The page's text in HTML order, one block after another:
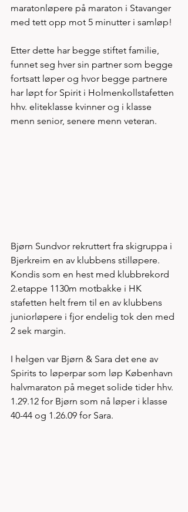
maratonløpere på maraton i Stavanger
med tett opp mot 5 minutter i samløp!
Etter dette har begge stiftet familie,
funnet seg hver sin partner som begge
fortsatt løper og hvor begge partnere
har løpt for Spirit i Holmenkollstafetten
hhv. eliteklasse kvinner og i klasse
menn senior, senere menn veteran.
Bjørn Sundvor rekruttert fra skigruppa i
Bjerkreim en av klubbens stilløpere.
Kondis som en hest med klubbrekord
2.etappe 1130m motbakke i HK
stafetten helt frem til en av klubbens
juniorløpere i fjor endelig tok den med
2 sek margin.
I helgen var Bjørn & Sara det ene av
Spirits to løperpar som løp København
halvmaraton på meget solide tider hhv.
1.29.12 for Bjørn som nå løper i klasse
40-44 og 1.26.09 for Sara.